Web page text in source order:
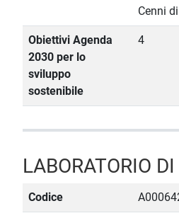
Cenni
Obiettivi Agenda
2030 per lo
sviluppo
sostenibile
4
LABORATORIO
Codice